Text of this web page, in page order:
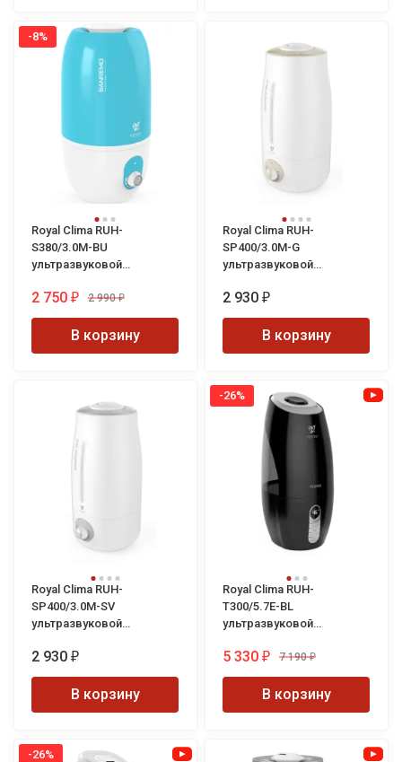
-8%
Royal Clima RUH-
S380/3.0M-BU
ультразвуковой
Sanremo
2 750 ₽ 2 990 ₽
В корзину
Royal Clima RUH-
SP400/3.0M-G
ультразвуковой
Sanremo Plus
2 930 ₽
В корзину
Royal Clima RUH-
SP400/3.0M-SV
ультразвуковой
Sanremo Plus
2 930 ₽
В корзину
-26%
Royal Clima RUH-
T300/5.7E-BL
ультразвуковой
Teano
5 330 ₽ 7 190 ₽
В корзину
-26%